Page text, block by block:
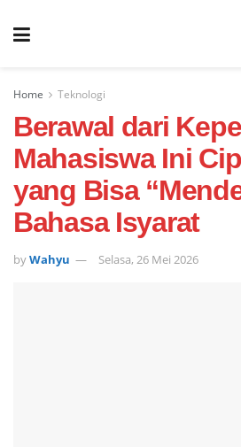
Home Teknologi
Berawal dari
Mahasiswa Ini
yang Bisa
Bahasa Isyarat
byWahyu Selasa, 26 Mei 2026